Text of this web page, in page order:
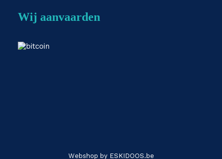
Wij aanvaarden
Webshop by ESKIDOOS.be